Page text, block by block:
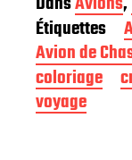
t
e
d
e
p
u
b
Étiquettes
Avion de
coloriage
voyage